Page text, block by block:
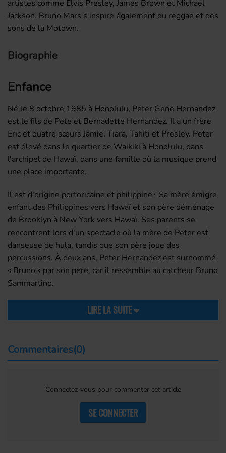
artistes comme Elvis Presley, James Brown et Michael
Jackson. Bruno Mars s'inspire également du reggae et des
sons de la Motown.
Biographie
Enfance
Né le 8 octobre 1985 à Honolulu, Peter Gene Hernandez
est le fils de Pete et Bernadette Hernandez. Il a un frère
Eric et quatre sœurs Jamie, Tiara, Tahiti et Presley. Peter
est élevé dans le quartier de Waikiki à Honolulu, dans
l'archipel de Hawaï, dans une famille où la musique prend
une place importante.
Il est d'origine portoricaine et philippine,,, Sa mère émigre
enfant des Philippines vers Hawaï et son père déménage
de Brooklyn à New York vers Hawaï. Ses parents se
rencontrent lors d'un spectacle où la mère de Peter est
danseuse de hula, tandis que son père joue des
percussions. À deux ans, Peter Hernandez est surnommé
« Bruno » par son père, car il ressemble au catcheur Bruno
Sammartino.
LIRE LA SUITE
Commentaires(0)
Connectez-vous pour commenter cet article
SE CONNECTER